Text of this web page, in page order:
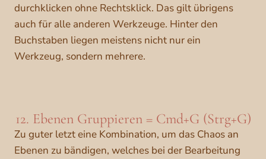
durchklicken ohne Rechtsklick. Das gilt übrigens
auch für alle anderen Werkzeuge. Hinter den
Buchstaben liegen meistens nicht nur ein
Werkzeug, sondern mehrere.
12. Ebenen Gruppieren = Cmd+G (Strg+G)
Zu guter letzt eine Kombination, um das Chaos an
Ebenen zu bändigen, welches bei der Bearbeitung